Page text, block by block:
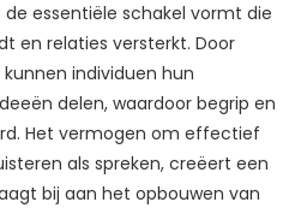
essentiële schakel vormt die
en relaties versterkt. Door
individuen hun
delen, waardoor begrip en
Het vermogen om effectief
als spreken, creëert een
bij aan het opbouwen van